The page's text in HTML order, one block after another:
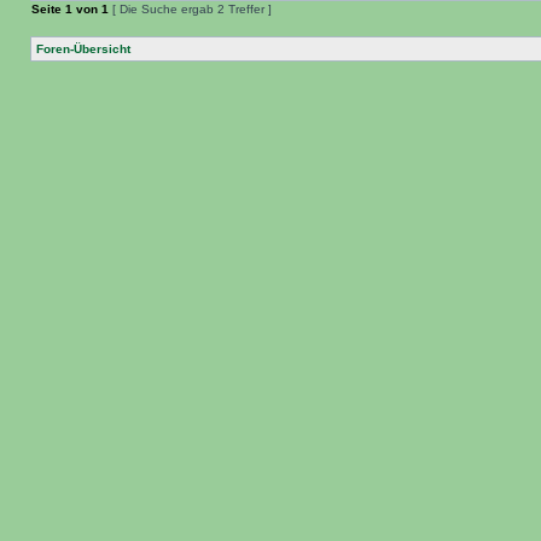
Seite 1 von 1 [ Die Suche ergab 2 Treffer ]
Foren-Übersicht